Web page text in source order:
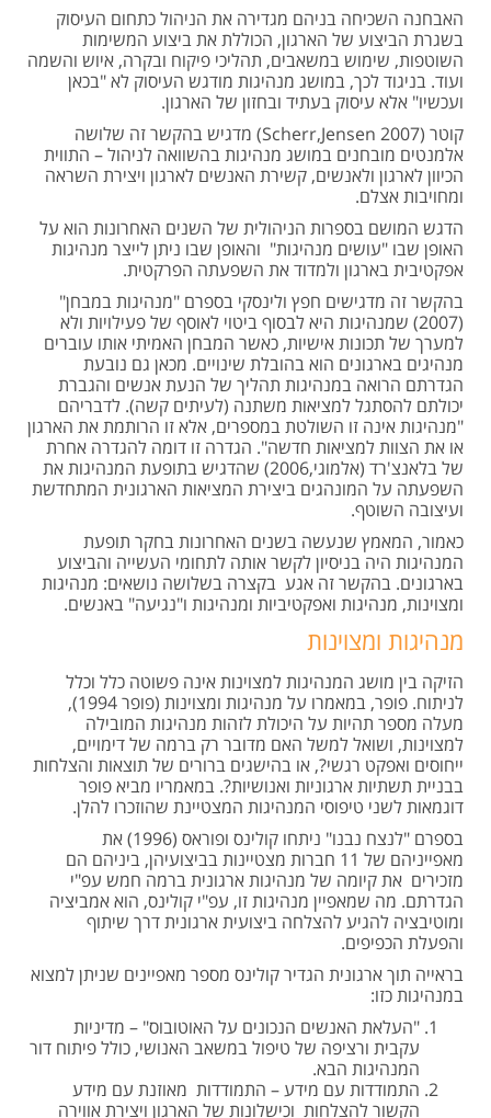
האבחנה השכיחה בניהם מגדירה את הניהול כתחום העיסוק
בשגרת הביצוע של הארגון, הכוללת את ביצוע המשימות
השוטפות, שימוש במשאבים, תהליכי פיקוח ובקרה, איוש והשמה
ועוד. בניגוד לכך, במושג מנהיגות מודגש העיסוק לא "בכאן
ועכשיו" אלא עיסוק בעתיד ובחזון של הארגון.
קוטר (Scherr,Jensen 2007) מדגיש בהקשר זה שלושה
אלמנטים מובחנים במושג מנהיגות בהשוואה לניהול – התווית
הכיוון לארגון ולאנשים, קשירת האנשים לארגון ויצירת השראה
ומחויבות אצלם.
הדגש המושם בספרות הניהולית של השנים האחרונות הוא על
האופן שבו "עושים מנהיגות" והאופן שבו ניתן לייצר מנהיגות
אפקטיבית בארגון ולמדוד את השפעתה הפרקטית.
בהקשר זה מדגישים חפץ ולינסקי בספרם "מנהיגות במבחן"
(2007) שמנהיגות היא לבסוף ביטוי לאוסף של פעילויות ולא
למערך של תכונות אישיות, כאשר המבחן האמיתי אותו עוברים
מנהיגים בארגונים הוא בהובלת שינויים. מכאן גם נובעת
הגדרתם הרואה במנהיגות תהליך של הנעת אנשים והגברת
יכולתם להסתגל למציאות משתנה (לעיתים קשה). לדבריהם
"מנהיגות אינה זו השולטת במספרים, אלא זו הרותמת את הארגון
או את הצוות למציאות חדשה". הגדרה זו דומה להגדרה אחרת
של בלאנצ'רד (אלמוגי,2006) שהדגיש בתופעת המנהיגות את
השפעתה על המונהגים ביצירת המציאות הארגונית המתחדשת
ועיצובה השוטף.
כאמור, המאמץ שנעשה בשנים האחרונות בחקר תופעת
המנהיגות היה בניסיון לקשר אותה לתחומי העשייה והביצוע
בארגונים. בהקשר זה אגע בקצרה בשלושה נושאים: מנהיגות
ומצוינות, מנהיגות ואפקטיביות ומנהיגות ו"נגיעה" באנשים.
מנהיגות ומצוינות
הזיקה בין מושג המנהיגות למצוינות אינה פשוטה כלל וכלל
לניתוח. פופר, במאמרו על מנהיגות ומצוינות (פופר 1994),
מעלה מספר תהיות על היכולת לזהות מנהיגות המובילה
למצוינות, ושואל למשל האם מדובר רק ברמה של דימויים,
ייחוסים ואפקט רגשי?, או בהישגים ברורים של תוצאות והצלחות
בבניית תשתיות ארגוניות ואנושיות?. במאמריו מביא פופר
דוגמאות לשני טיפוסי המנהיגות המצטיינת שהוזכרו להלן.
בספרם "לנצח נבנו" ניתחו קולינס ופוראס (1996) את
מאפייניהם של 11 חברות מצטיינות בביצועיהן, ביניהם הם
מזכירים את קיומה של מנהיגות ארגונית ברמה חמש עפ"י
הגדרתם. מה שמאפיין מנהיגות זו, עפ"י קולינס, הוא אמביציה
ומוטיבציה להגיע להצלחה ביצועית ארגונית דרך שיתוף
והפעלת הכפיפים.
בראייה תוך ארגונית הגדיר קולינס מספר מאפיינים שניתן למצוא
במנהיגות כזו:
"העלאת האנשים הנכונים על האוטובוס" – מדיניות
עקבית ורציפה של טיפול במשאב האנושי, כולל פיתוח דור
המנהיגות הבא.
התמודדות עם מידע – התמודדות מאוזנת עם מידע
הקשור להצלחות וכישלונות של הארגון ויצירת אווירה